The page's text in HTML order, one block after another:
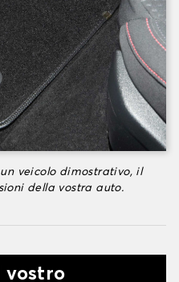
veicolo dimostrativo, il
della vostra auto.
vostro